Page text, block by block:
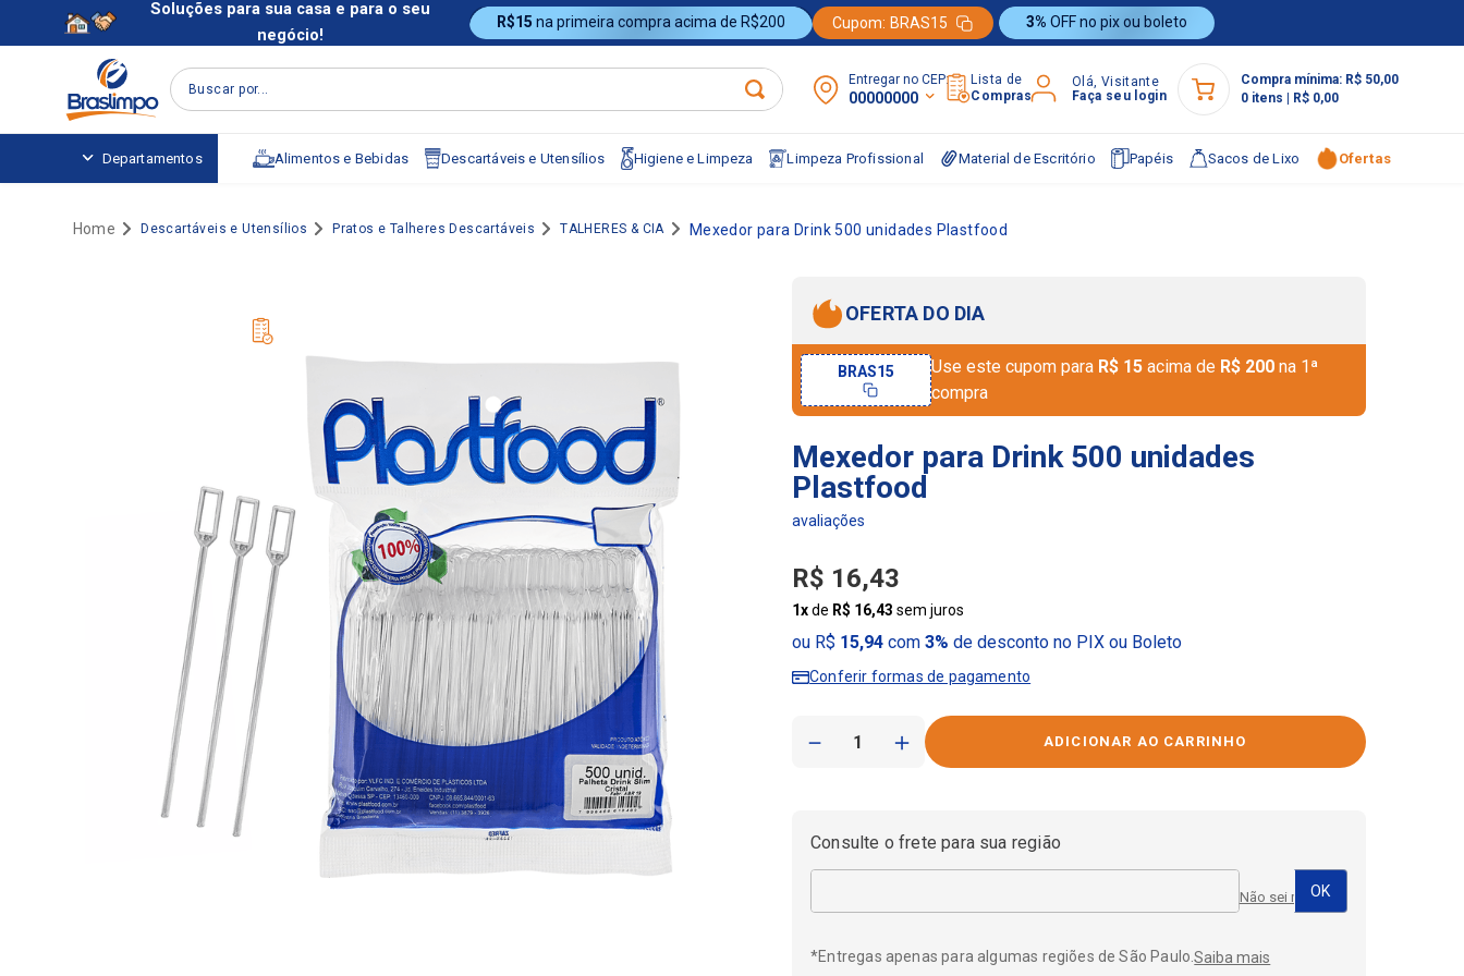
Soluções para sua casa e para o seu
negócio!
R$15 na primeira compra acima de R$200 Cupom: BRAS15 3% OFF no pix ou boleto
Buscar por... Entregar no CEP:
00000000
Lista de
Compras
Olá, Visitante
Faça seu login
Compra mínima: R$ 50,00
0 itens R$ 0,00
Departamentos Alimentos e Bebidas Descartáveis e Utensílios Higiene e Limpeza Limpeza Profissional Material de Escritório Papéis Sacos de Lixo Ofertas
Descartáveis e Utensílios Pratos e Talheres Descartáveis TALHERES & CIA Mexedor para Drink 500 unidades Plastfood
OFERTA DO DIA
Use este cupom para R$ 15 acima de R$ 200 na 1ª
compra
BRAS15
Mexedor para Drink 500 unidades
Plastfood
R$ 16,43
1xde R$ 16,43 sem juros
ou R$ 15,94 com3% de desconto no PIX ou Boleto
Conferir formas de pagamento
＋
－
Consulte o frete para sua região
Não sei meu CEP
*Entregas apenas para algumas regiões de São Paulo.Saiba mais